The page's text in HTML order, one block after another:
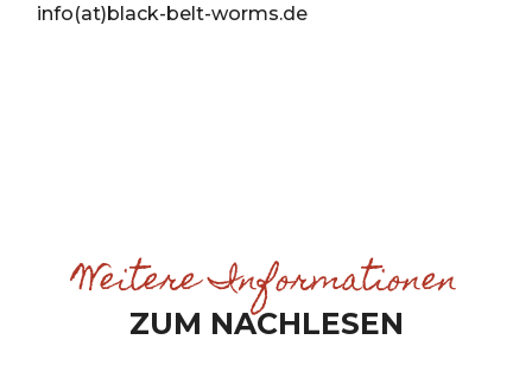
info(at)black-belt-worms.de
Weitere Informationen
ZUM NACHLESEN